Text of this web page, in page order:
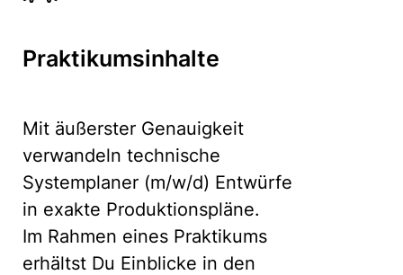
Praktikumsinhalte
Mit äußerster Genauigkeit
verwandeln technische
Systemplaner (m/w/d) Entwürfe
in exakte Produktionspläne.
Im Rahmen eines Praktikums
erhältst Du Einblicke in den